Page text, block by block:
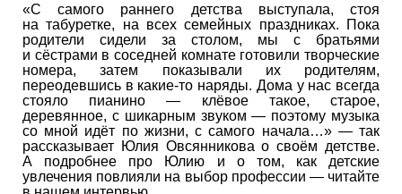
«С самого раннего детства выступала, стоя
на табуретке, на всех семейных праздниках. Пока
родители сидели за столом, мы с братьями
и сёстрами в соседней комнате готовили творческие
номера, затем показывали их родителям,
переодевшись в какие-то наряды. Дома у нас всегда
стояло пианино — клёвое такое, старое,
деревянное, с шикарным звуком — поэтому музыка
со мной идёт по жизни, с самого начала…» — так
рассказывает Юлия Овсянникова о своём детстве.
А подробнее про Юлию и о том, как детские
увлечения повлияли на выбор профессии — читайте